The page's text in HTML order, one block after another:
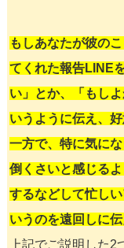
もしあなたが彼の
てくれた報告LINE
い」とか、「もし
いうように伝え、
一方で、特に気に
倒くさいと感じる
するなどして忙し
いうのを遠回しに
上記でご説明した